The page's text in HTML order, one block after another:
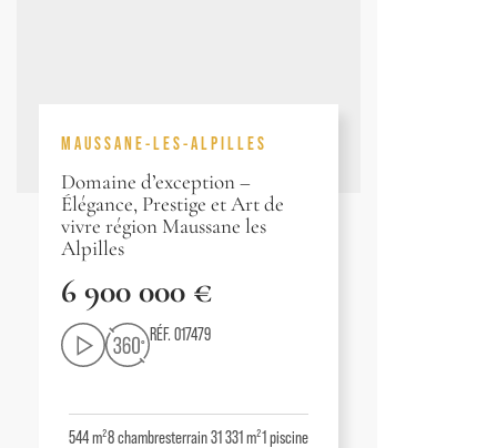
MAUSSANE-LES-ALPILLES
Domaine d’exception –
Élégance, Prestige et Art de
vivre région Maussane les
Alpilles
6 900 000 €
RÉF. 017479
544 m²8chambresterrain 31 331 m²1piscine